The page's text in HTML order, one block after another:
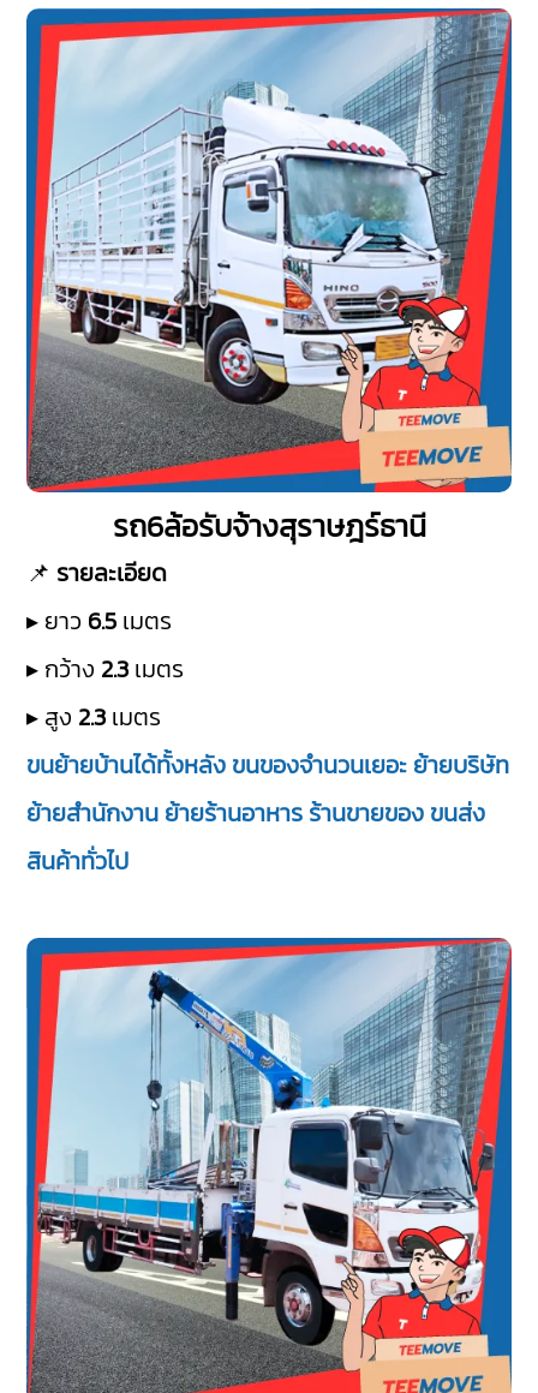
รถ6ล้อรับจ้างสุราษฎร์ธานี
📌 รายละเอียด
▸ ยาว 6.5 เมตร
▸ กว้าง 2.3 เมตร
▸ สูง 2.3 เมตร
ขนย้ายบ้านได้ทั้งหลัง ขนของจำนวนเยอะ ย้ายบริษัท
ย้ายสำนักงาน ย้ายร้านอาหาร ร้านขายของ ขนส่ง
สินค้าทั่วไป